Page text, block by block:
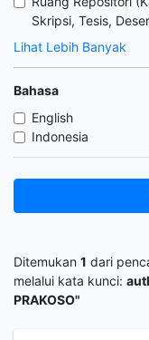
Skripsi, Tesis,
Lihat Lebih Banyak
Bahasa
English
Indonesia
Ditemukan 1 dari
melalui kata kunci:
PRAKOSO"